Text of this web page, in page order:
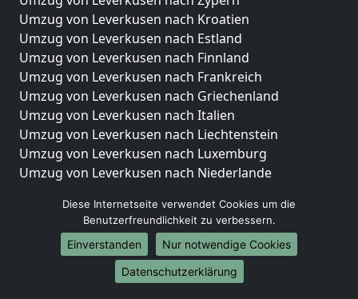
Umzug von Leverkusen nach Kroatien
Umzug von Leverkusen nach Estland
Umzug von Leverkusen nach Finnland
Umzug von Leverkusen nach Frankreich
Umzug von Leverkusen nach Griechenland
Umzug von Leverkusen nach Italien
Umzug von Leverkusen nach Liechtenstein
Umzug von Leverkusen nach Luxemburg
Umzug von Leverkusen nach Niederlande
Umzüge-Deutschlandweit
Umzug von Leverkusen nach Berlin
Umzug von Leverkusen nach Hamburg
Umzug von Leverkusen nach München
Diese Internetseite verwendet Cookies um die
Benutzerfreundlichkeit zu verbessern.
Einverstanden
Nur notwendige Cookies
Datenschutzerklärung